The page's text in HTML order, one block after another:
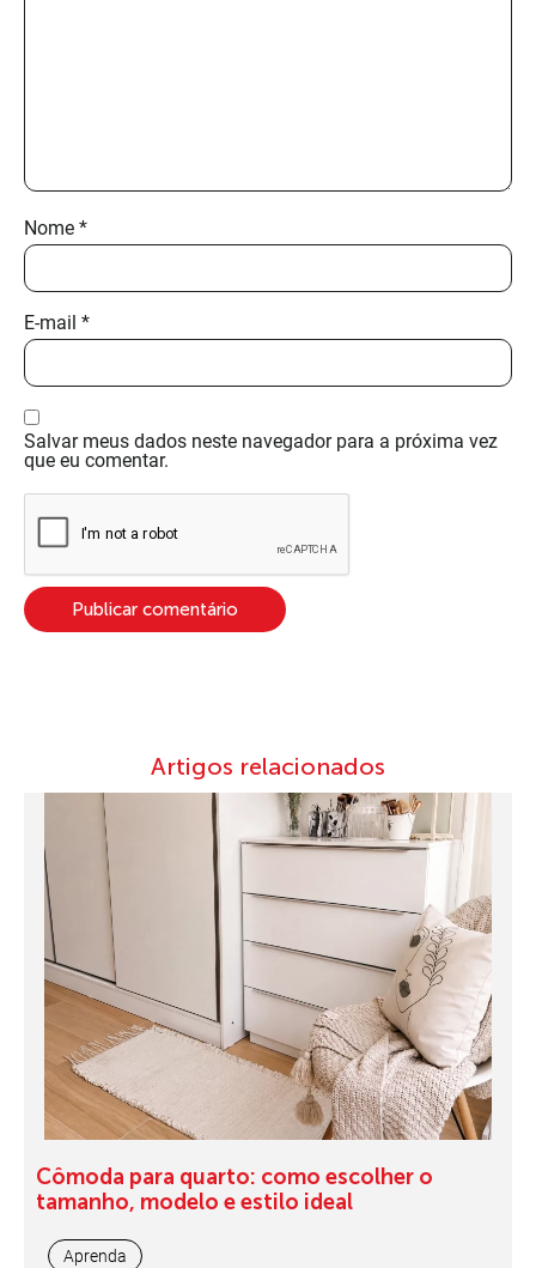
Nome *
E-mail *
Salvar meus dados neste navegador para a próxima vez
que eu comentar.
Artigos relacionados
Cômoda para quarto: como escolher o
tamanho, modelo e estilo ideal
Aprenda